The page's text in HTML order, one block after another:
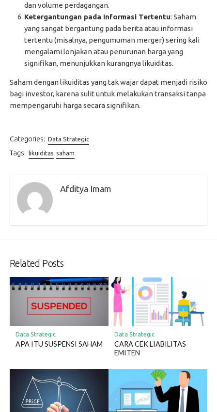
dan volume perdagangan.
Ketergantungan pada Informasi Tertentu: Saham
yang sangat bergantung pada berita atau informasi
tertentu (misalnya, pengumuman merger) sering kali
mengalami lonjakan atau penurunan harga yang
signifikan, menunjukkan kurangnya likuiditas.
Saham dengan likuiditas yang tak wajar dapat menjadi risiko
bagi investor, karena sulit untuk melakukan transaksi tanpa
mempengaruhi harga secara signifikan.
Categories: Data Strategic
Tags: likuiditas saham
Afditya Imam
Related Posts
Data Strategic
APA ITU SUSPENSI SAHAM
Data Strategic
CARA CEK LIABILITAS
EMITEN